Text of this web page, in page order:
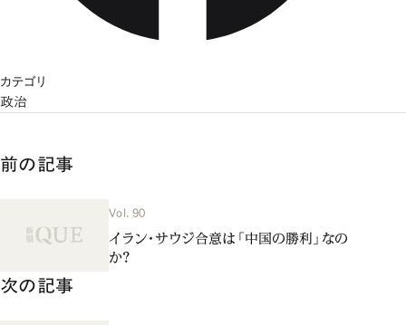
カテゴリ
政治
前の記事
Vol. 90
イラン・サウジ合意は「中国の勝利」なの
か？
次の記事